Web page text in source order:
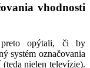
vhodnosti
opýtali, či by
systém označovania
nielen televízie).